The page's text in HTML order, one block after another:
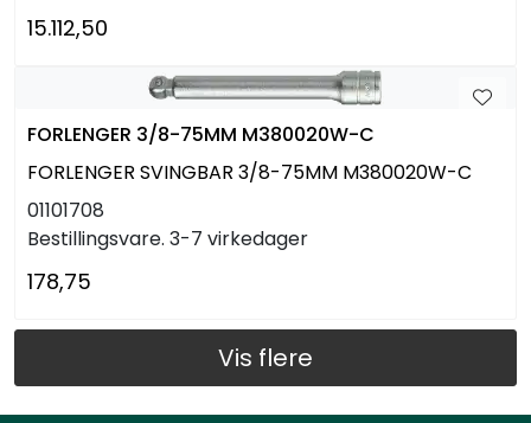
15.112,50
FORLENGER 3/8-75MM M380020W-C
FORLENGER SVINGBAR 3/8-75MM M380020W-C
01101708
Bestillingsvare. 3-7 virkedager
178,75
Vis flere